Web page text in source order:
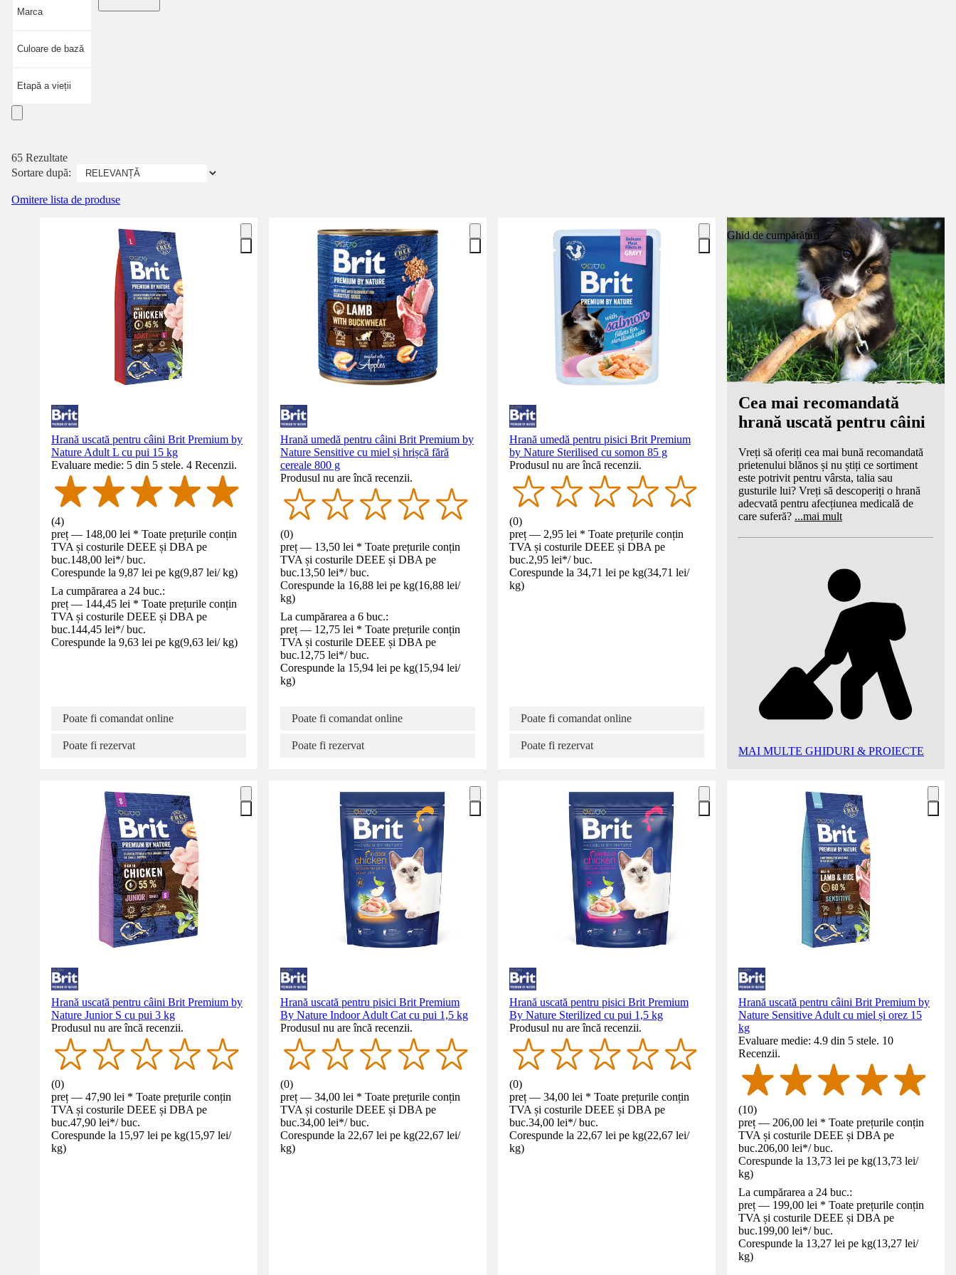
Marca
Culoare de bază
Etapă a vieții
65 Rezultate
Sortare după:
Omitere lista de produse
Hrană uscată pentru câini Brit Premium by
Nature Adult L cu pui 15 kg
Evaluare medie: 5 din 5 stele. 4 Recenzii.
(4)
preț — 148,00 lei * Toate prețurile conțin
TVA și costurile DEEE și DBA pe
buc.148,00 lei*/ buc.
Corespunde la 9,87 lei pe kg(9,87 lei/ kg)
La cumpărarea a 24 buc.:
preț — 144,45 lei * Toate prețurile conțin
TVA și costurile DEEE și DBA pe
buc.144,45 lei*/ buc.
Corespunde la 9,63 lei pe kg(9,63 lei/ kg)
Poate fi comandat online
Poate fi rezervat
Hrană umedă pentru câini Brit Premium by
Nature Sensitive cu miel și hrișcă fără
cereale 800 g
Produsul nu are încă recenzii.
(0)
preț — 13,50 lei * Toate prețurile conțin
TVA și costurile DEEE și DBA pe
buc.13,50 lei*/ buc.
Corespunde la 16,88 lei pe kg(16,88 lei/
kg)
La cumpărarea a 6 buc.:
preț — 12,75 lei * Toate prețurile conțin
TVA și costurile DEEE și DBA pe
buc.12,75 lei*/ buc.
Corespunde la 15,94 lei pe kg(15,94 lei/
kg)
Poate fi comandat online
Poate fi rezervat
Hrană umedă pentru pisici Brit Premium
by Nature Sterilised cu somon 85 g
Produsul nu are încă recenzii.
(0)
preț — 2,95 lei * Toate prețurile conțin
TVA și costurile DEEE și DBA pe
buc.2,95 lei*/ buc.
Corespunde la 34,71 lei pe kg(34,71 lei/
kg)
Poate fi comandat online
Poate fi rezervat
Ghid de cumpărături
Cea mai recomandată
hrană uscată pentru câini
Vreți să oferiți cea mai bună recomandată
prietenului blănos și nu știți ce sortiment
este potrivit pentru vârsta, talia sau
gusturile lui? Vreți să descoperiți o hrană
adecvată pentru afecțiunea medicală de
care suferă? ...mai mult
MAI MULTE GHIDURI & PROIECTE
Hrană uscată pentru câini Brit Premium by
Nature Junior S cu pui 3 kg
Produsul nu are încă recenzii.
(0)
preț — 47,90 lei * Toate prețurile conțin
TVA și costurile DEEE și DBA pe
buc.47,90 lei*/ buc.
Corespunde la 15,97 lei pe kg(15,97 lei/
kg)
Hrană uscată pentru pisici Brit Premium
By Nature Indoor Adult Cat cu pui 1,5 kg
Produsul nu are încă recenzii.
(0)
preț — 34,00 lei * Toate prețurile conțin
TVA și costurile DEEE și DBA pe
buc.34,00 lei*/ buc.
Corespunde la 22,67 lei pe kg(22,67 lei/
kg)
Hrană uscată pentru pisici Brit Premium
By Nature Sterilized cu pui 1,5 kg
Produsul nu are încă recenzii.
(0)
preț — 34,00 lei * Toate prețurile conțin
TVA și costurile DEEE și DBA pe
buc.34,00 lei*/ buc.
Corespunde la 22,67 lei pe kg(22,67 lei/
kg)
Hrană uscată pentru câini Brit Premium by
Nature Sensitive Adult cu miel și orez 15
kg
Evaluare medie: 4.9 din 5 stele. 10
Recenzii.
(10)
preț — 206,00 lei * Toate prețurile conțin
TVA și costurile DEEE și DBA pe
buc.206,00 lei*/ buc.
Corespunde la 13,73 lei pe kg(13,73 lei/
kg)
La cumpărarea a 24 buc.:
preț — 199,00 lei * Toate prețurile conțin
TVA și costurile DEEE și DBA pe
buc.199,00 lei*/ buc.
Corespunde la 13,27 lei pe kg(13,27 lei/
kg)